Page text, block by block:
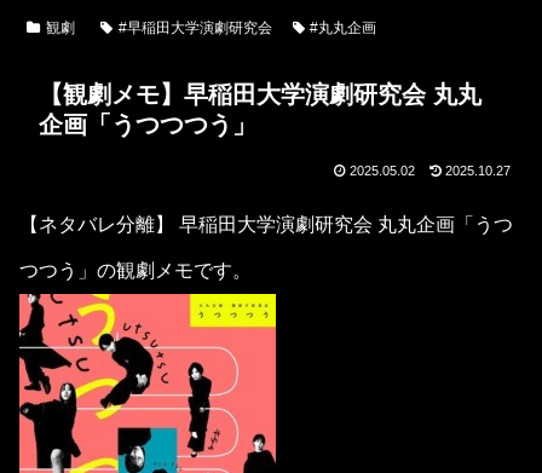
観劇 #早稲田大学演劇研究会 #丸丸企画
【観劇メモ】早稲田大学演劇研究会 丸丸
企画「うつつつう」
2025.05.02 2025.10.27
【ネタバレ分離】 早稲田大学演劇研究会 丸丸企画「うつ
つつう」の観劇メモです。